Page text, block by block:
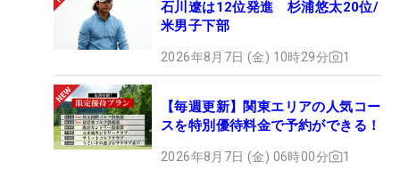
石川遼は12位発進 杉浦悠太20位/
米男子下部
2026年8月7日 (金) 10時29分 1
【毎週更新】関東エリアの人気コー
スを特別優待料金で予約ができる！
2026年8月7日 (金) 06時00分 1